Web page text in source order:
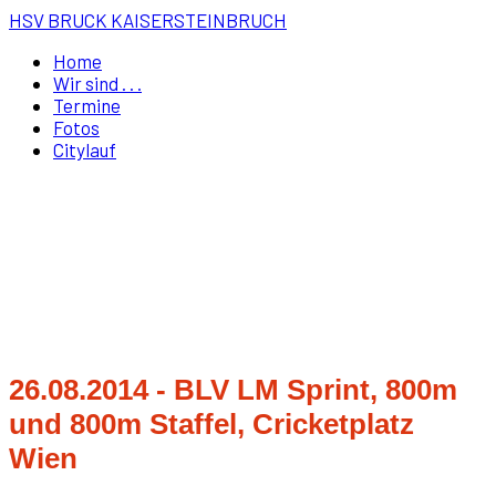
HSV BRUCK KAISERSTEINBRUCH
Home
Wir sind . . .
Termine
Fotos
Citylauf
26.08.2014 - BLV LM Sprint, 800m
und 800m Staffel, Cricketplatz
Wien